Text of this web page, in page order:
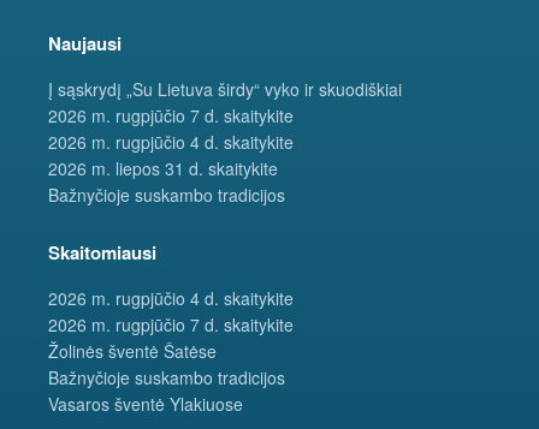
Naujausi
Į sąskrydį „Su Lietuva širdy“ vyko ir skuodiškiai
2026 m. rugpjūčio 7 d. skaitykite
2026 m. rugpjūčio 4 d. skaitykite
2026 m. liepos 31 d. skaitykite
Bažnyčioje suskambo tradicijos
Skaitomiausi
2026 m. rugpjūčio 4 d. skaitykite
2026 m. rugpjūčio 7 d. skaitykite
Žolinės šventė Šatėse
Bažnyčioje suskambo tradicijos
Vasaros šventė Ylakiuose